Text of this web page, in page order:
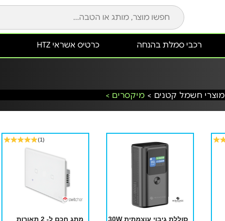
כרטיס אשראי HTZ רכבי סמלת בהנחה
מוצרי חשמל קטנים > מיקסרים >
סוללת גיבוי עוצמתית 30W
(1)
מתג חכם ל- 2 תאורות